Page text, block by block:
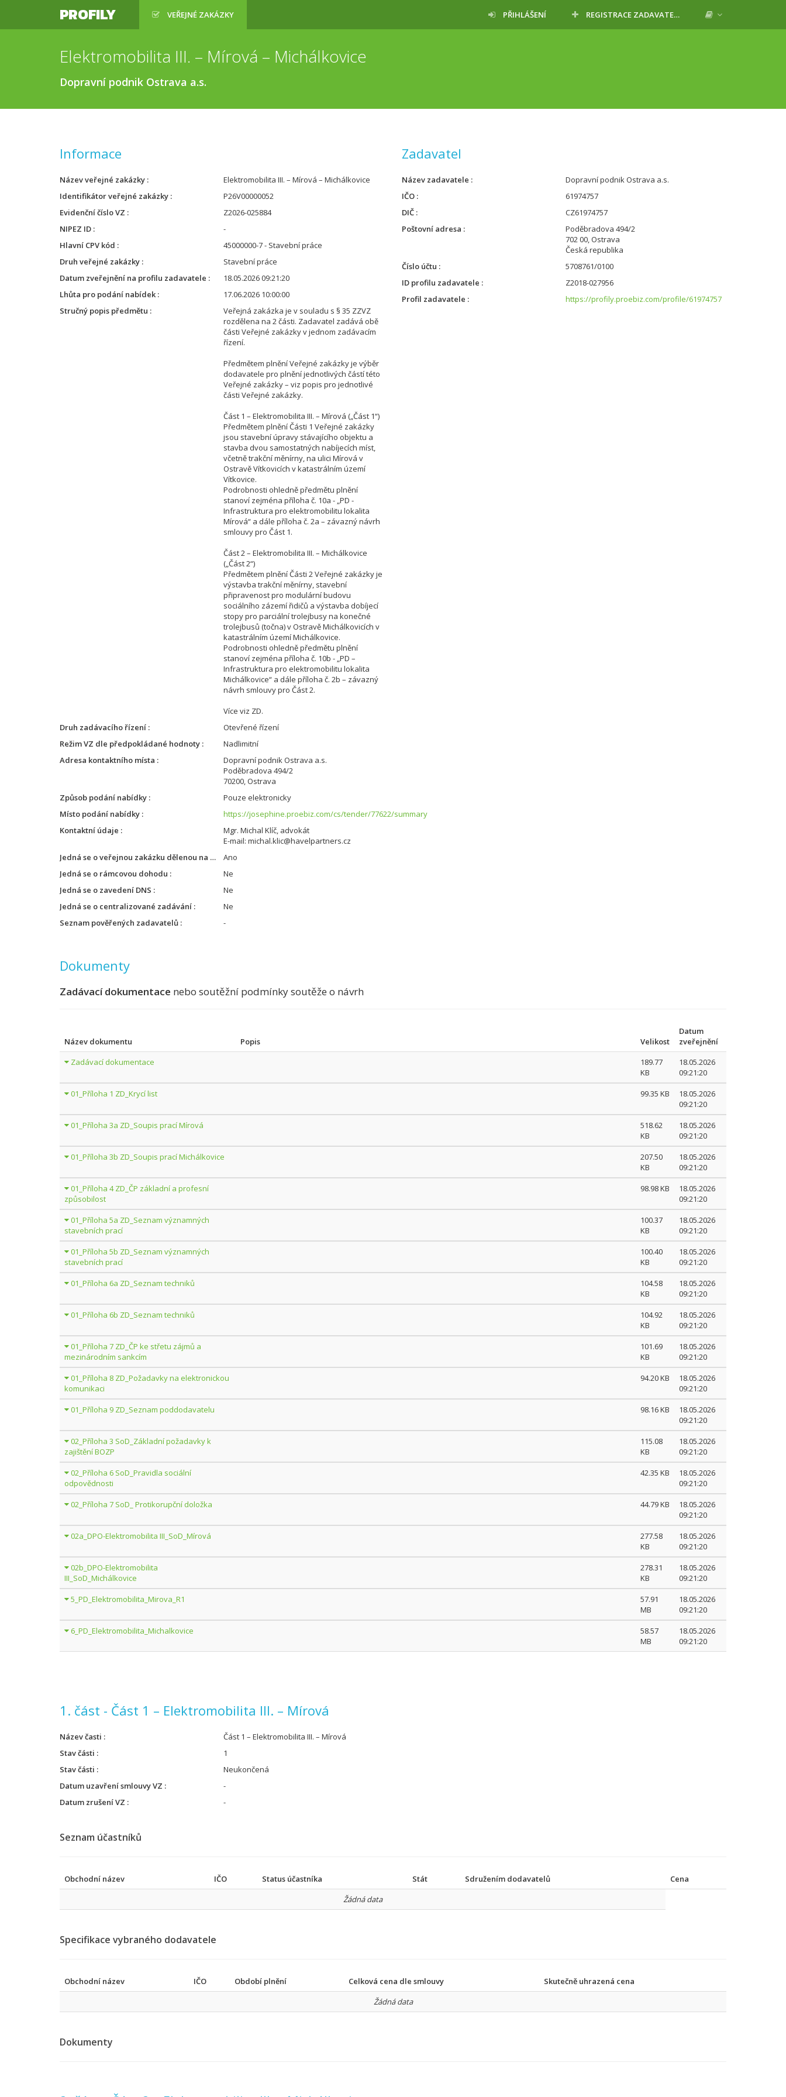
PROFILY VEŘEJNÉ ZAKÁZKY PŘIHLÁŠENÍ REGISTRACE ZADAVATELE
Elektromobilita III. – Mírová – Michálkovice
Dopravní podnik Ostrava a.s.
Informace
Název veřejné zakázky
Elektromobilita III. – Mírová – Michálkovice
Identifikátor veřejné zakázky
P26V00000052
Evidenční číslo VZ
Z2026-025884
NIPEZ ID
-
Hlavní CPV kód
45000000-7 - Stavební práce
Druh veřejné zakázky
Stavební práce
Datum zveřejnění na profilu zadavatele
18.05.2026 09:21:20
Lhůta pro podání nabídek
17.06.2026 10:00:00
Stručný popis předmětu
Veřejná zakázka je v souladu s § 35 ZZVZ
rozdělena na 2 části. Zadavatel zadává obě
části Veřejné zakázky v jednom zadávacím
řízení.
Předmětem plnění Veřejné zakázky je výběr
dodavatele pro plnění jednotlivých částí této
Veřejné zakázky – viz popis pro jednotlivé
části Veřejné zakázky.
Část 1 – Elektromobilita III. – Mírová („Část 1“)
Předmětem plnění Části 1 Veřejné zakázky
jsou stavební úpravy stávajícího objektu a
stavba dvou samostatných nabíjecích míst,
včetně trakční měnírny, na ulici Mírová v
Ostravě Vítkovicích v katastrálním území
Vítkovice.
Podrobnosti ohledně předmětu plnění
stanoví zejména příloha č. 10a - „PD -
Infrastruktura pro elektromobilitu lokalita
Mírová“ a dále příloha č. 2a – závazný návrh
smlouvy pro Část 1.
Část 2 – Elektromobilita III. – Michálkovice
(„Část 2“)
Předmětem plnění Části 2 Veřejné zakázky je
výstavba trakční měnírny, stavební
připravenost pro modulární budovu
sociálního zázemí řidičů a výstavba dobíjecí
stopy pro parciální trolejbusy na konečné
trolejbusů (točna) v Ostravě Michálkovicích v
katastrálním území Michálkovice.
Podrobnosti ohledně předmětu plnění
stanoví zejména příloha č. 10b - „PD –
Infrastruktura pro elektromobilitu lokalita
Michálkovice“ a dále příloha č. 2b – závazný
návrh smlouvy pro Část 2.
Více viz ZD.
Druh zadávacího řízení
Otevřené řízení
Režim VZ dle předpokládané hodnoty
Nadlimitní
Adresa kontaktního místa
Dopravní podnik Ostrava a.s.
Poděbradova 494/2
70200, Ostrava
Způsob podání nabídky
Pouze elektronicky
Místo podání nabídky
https://josephine.proebiz.com/cs/tender/77622/summary
Kontaktní údaje
Mgr. Michal Klíč, advokát
E-mail: michal.klic@havelpartners.cz
Jedná se o veřejnou zakázku dělenou na části
Ano
Jedná se o rámcovou dohodu
Ne
Jedná se o zavedení DNS
Ne
Jedná se o centralizované zadávání
Ne
Seznam pověřených zadavatelů
-
Zadavatel
Název zadavatele
Dopravní podnik Ostrava a.s.
IČO
61974757
DIČ
CZ61974757
Poštovní adresa
Poděbradova 494/2
702 00, Ostrava
Česká republika
Číslo účtu
5708761/0100
ID profilu zadavatele
Z2018-027956
Profil zadavatele
https://profily.proebiz.com/profile/61974757
Dokumenty
Zadávací dokumentace nebo soutěžní podmínky soutěže o návrh
Název dokumentu Popis Velikost
Datum
zveřejnění
Zadávací dokumentace
189.77
KB
18.05.2026
09:21:20
01_Příloha 1 ZD_Krycí list
99.35 KB
18.05.2026
09:21:20
01_Příloha 3a ZD_Soupis prací Mírová
518.62
KB
18.05.2026
09:21:20
01_Příloha 3b ZD_Soupis prací Michálkovice
207.50
KB
18.05.2026
09:21:20
01_Příloha 4 ZD_ČP základní a profesní
způsobilost
98.98 KB
18.05.2026
09:21:20
01_Příloha 5a ZD_Seznam významných
stavebních prací
100.37
KB
18.05.2026
09:21:20
01_Příloha 5b ZD_Seznam významných
stavebních prací
100.40
KB
18.05.2026
09:21:20
01_Příloha 6a ZD_Seznam techniků
104.58
KB
18.05.2026
09:21:20
01_Příloha 6b ZD_Seznam techniků
104.92
KB
18.05.2026
09:21:20
01_Příloha 7 ZD_ČP ke střetu zájmů a
mezinárodním sankcím
101.69
KB
18.05.2026
09:21:20
01_Příloha 8 ZD_Požadavky na elektronickou
komunikaci
94.20 KB
18.05.2026
09:21:20
01_Příloha 9 ZD_Seznam poddodavatelu
98.16 KB
18.05.2026
09:21:20
02_Příloha 3 SoD_Základní požadavky k
zajištění BOZP
115.08
KB
18.05.2026
09:21:20
02_Příloha 6 SoD_Pravidla sociální
odpovědnosti
42.35 KB
18.05.2026
09:21:20
02_Příloha 7 SoD_ Protikorupční doložka
44.79 KB
18.05.2026
09:21:20
02a_DPO-Elektromobilita III_SoD_Mírová
277.58
KB
18.05.2026
09:21:20
02b_DPO-Elektromobilita
III_SoD_Michálkovice
278.31
KB
18.05.2026
09:21:20
5_PD_Elektromobilita_Mirova_R1
57.91
MB
18.05.2026
09:21:20
6_PD_Elektromobilita_Michalkovice
58.57
MB
18.05.2026
09:21:20
1. část - Část 1 – Elektromobilita III. – Mírová
Název časti
Část 1 – Elektromobilita III. – Mírová
Stav části
1
Stav části
Neukončená
Datum uzavření smlouvy VZ
-
Datum zrušení VZ
-
Seznam účastníků
Obchodní název IČO Status účastníka Stát Sdružením dodavatelů
Cena
Žádná data
Specifikace vybraného dodavatele
Obchodní název IČO Období plnění Celková cena dle smlouvy
Skutečně uhrazená cena
Žádná data
Dokumenty